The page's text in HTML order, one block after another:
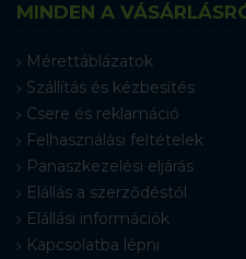
MINDEN A
Mérettáblázatok
Szállítás és kézbesítés
Csere és reklamáció
Felhasználási feltételek
Panaszkezelési eljárás
Elállás a szerződéstől
Elállási információk
Kapcsolatba lépni